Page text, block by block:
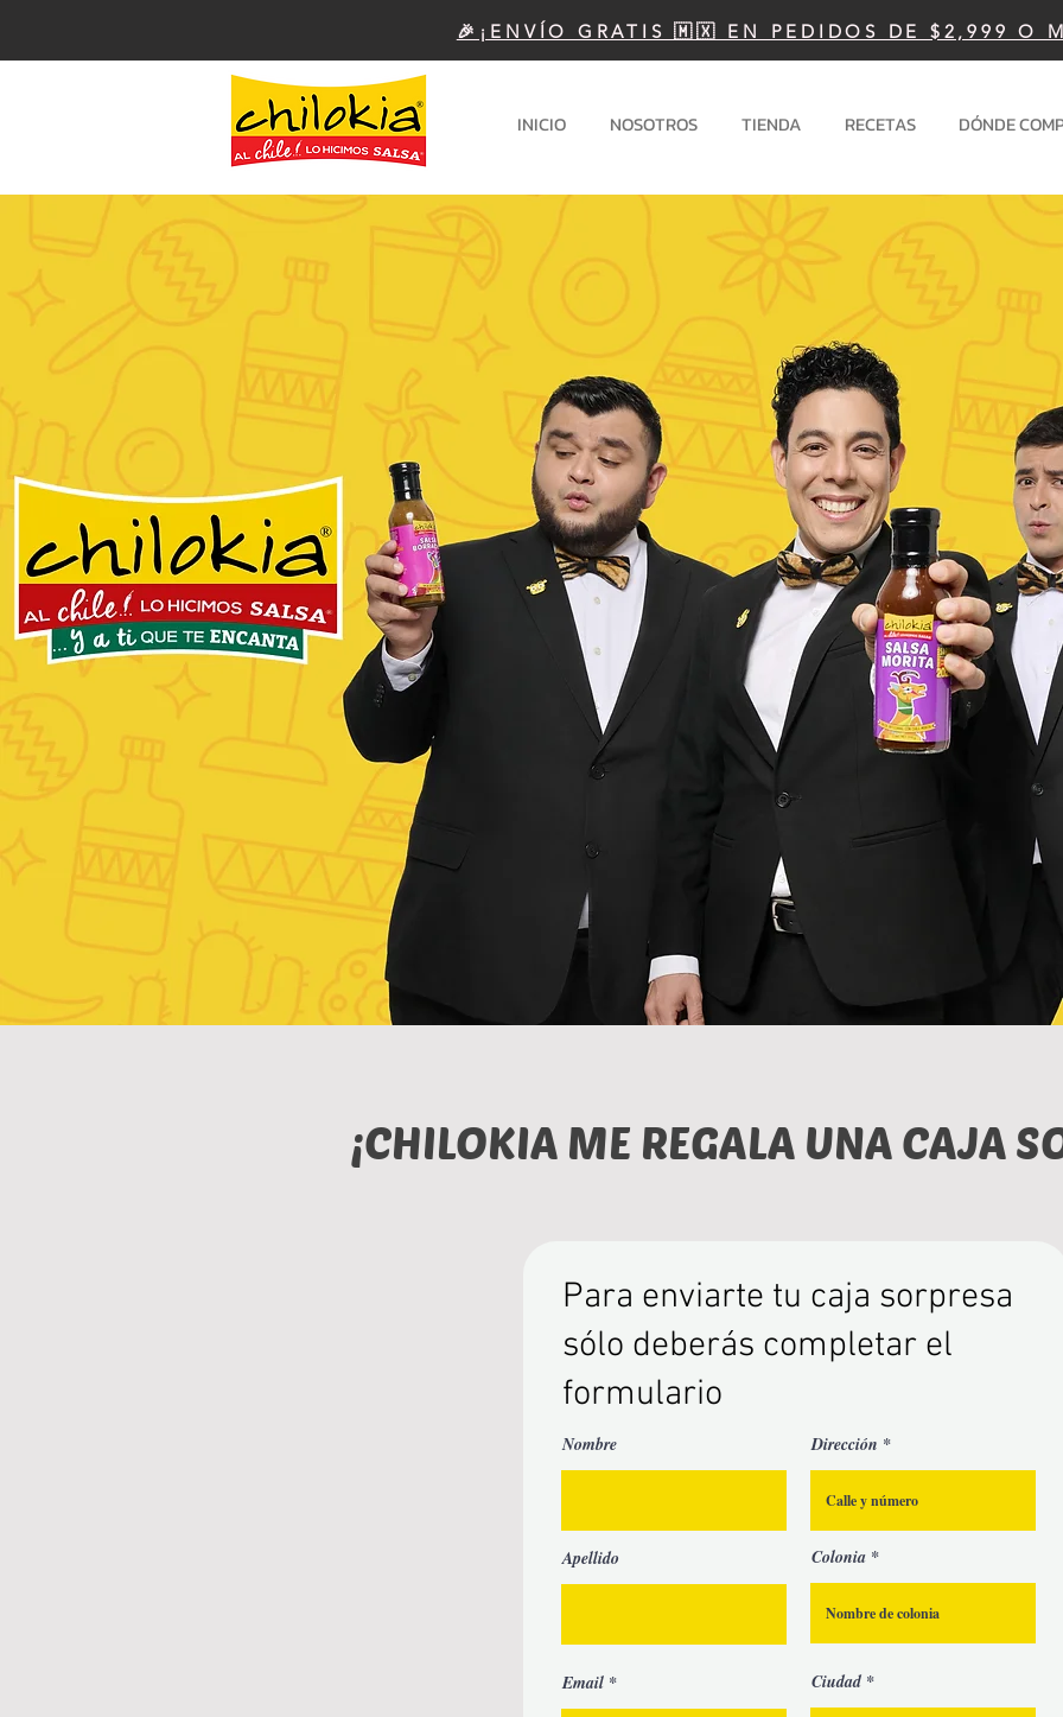
🎉¡ENVÍO GRATIS 🇲🇽 EN PEDIDOS DE $2,999 O
INICIO NOSOTROS TIENDA RECETAS DÓNDE
¡CHILOKIA ME REGALA UNA CAJA
Para enviarte tu caja sorpresa
sólo deberás completar el
formulario
Nombre
Apellido
Email
Dirección
Colonia
Ciudad